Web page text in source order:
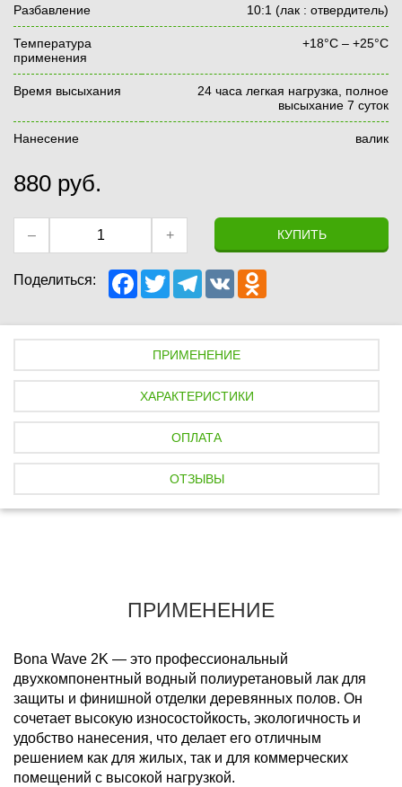
Разбавление 10:1 (лак : отвердитель)
Температура
применения
+18°C – +25°C
Время высыхания
24 часа легкая нагрузка, полное
высыхание 7 суток
Нанесение валик
880 руб.
– + КУПИТЬ
Поделиться:
k
e
r
r
a
m
s
i
i
ПРИМЕНЕНИЕ
ХАРАКТЕРИСТИКИ
ОПЛАТА
ОТЗЫВЫ
ПРИМЕНЕНИЕ
Bona Wave 2K — это профессиональный
двухкомпонентный водный полиуретановый лак для
защиты и финишной отделки деревянных полов. Он
сочетает высокую износостойкость, экологичность и
удобство нанесения, что делает его отличным
решением как для жилых, так и для коммерческих
помещений с высокой нагрузкой.